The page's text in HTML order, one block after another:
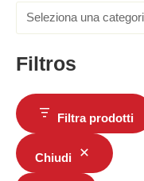
Filtros
Filtra prodotti
Chiudi